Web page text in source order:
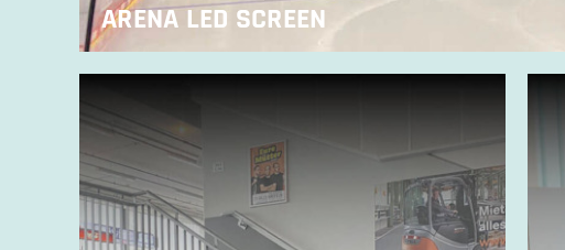
ARENA LED SCREEN